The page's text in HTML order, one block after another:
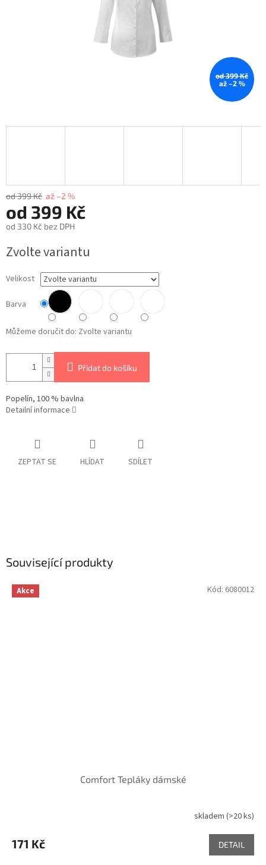
od 399 Kč
až –2 %
od 399 Kč až –2 %
od 399 Kč
od 330 Kč bez DPH
cena:
Zvolte variantu
Velikost
Barva
Můžeme doručit do: Zvolte variantu
Přidat do košíku
Popelín, 100 % bavlna
Detailní informace
ZEPTAT SE HLÍDAT SDÍLET
Související produkty
Akce
Comfort Tepláky dámské
produktu
je
skladem(>20 ks)
171 Kč DETAIL
Kód: 6080012